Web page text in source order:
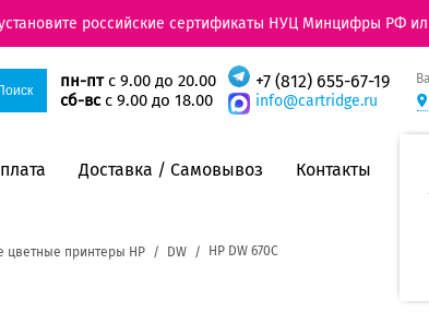
российские сертификаты НУЦ Минцифры РФ
пн-птс 9.00 до 20.00
сб-всс 9.00 до 18.00
+7 (812) 655-67-19
info@cartridge.ru
Доставка / Самовывоз Контакты
цветные принтеры HP DW HP DW 670C